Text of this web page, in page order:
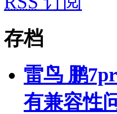
存档
雷鸟 鹏
有兼容性